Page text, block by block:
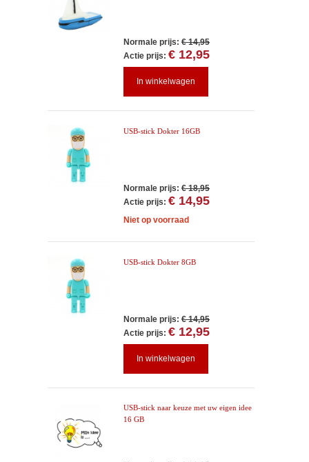
Normale prijs: € 14,95
Actie prijs: € 12,95
In winkelwagen
USB-stick Dokter 16GB
Normale prijs: € 18,95
Actie prijs: € 14,95
Niet op voorraad
USB-stick Dokter 8GB
Normale prijs: € 14,95
Actie prijs: € 12,95
In winkelwagen
USB-stick naar keuze met uw eigen idee
16 GB